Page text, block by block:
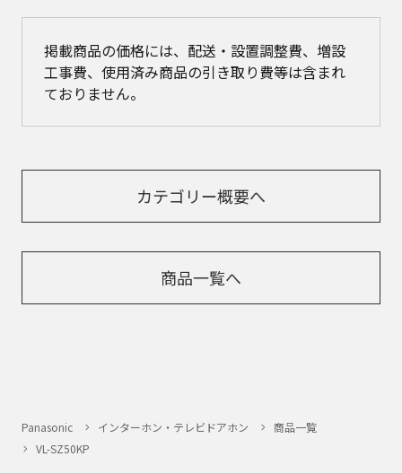
掲載商品の価格には、配送・設置調整費、増設
工事費、使用済み商品の引き取り費等は含まれ
ておりません。
カテゴリー概要へ
商品一覧へ
Panasonic インターホン・テレビドアホン
商品一覧
VL-SZ50KP